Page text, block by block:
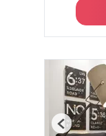
Previous